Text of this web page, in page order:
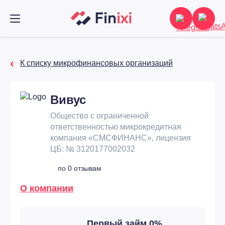
К списку микрофинансовых организаций
Вивус
Общество с ограниченной
ответственностью микрокредитная
компания «СМСФИНАНС», лицензия
ЦБ: № 3120177002032
по 0 отзывам
О компании